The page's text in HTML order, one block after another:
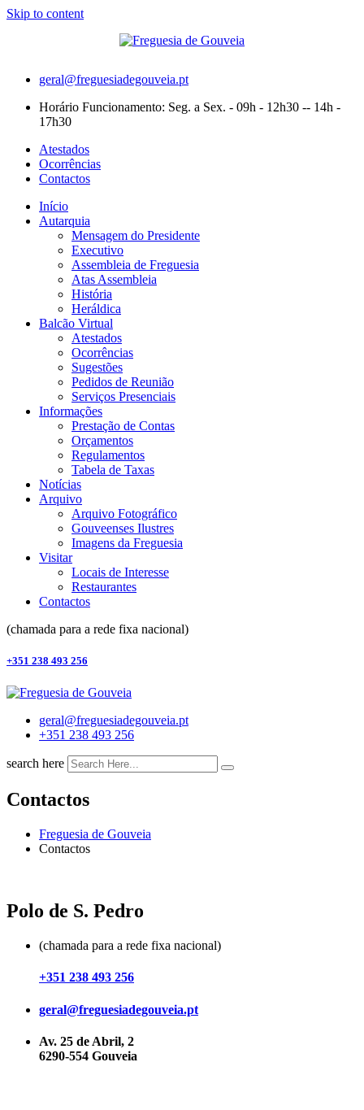
Skip to content
geral@freguesiadegouveia.pt
Horário Funcionamento: Seg. a Sex. - 09h - 12h30 -- 14h -
17h30
Atestados
Ocorrências
Contactos
Início
Autarquia
Mensagem do Presidente
Executivo
Assembleia de Freguesia
Atas Assembleia
História
Heráldica
Balcão Virtual
Atestados
Ocorrências
Sugestões
Pedidos de Reunião
Serviços Presenciais
Informações
Prestação de Contas
Orçamentos
Regulamentos
Tabela de Taxas
Notícias
Arquivo
Arquivo Fotográfico
Gouveenses Ilustres
Imagens da Freguesia
Visitar
Locais de Interesse
Restaurantes
Contactos
(chamada para a rede fixa nacional)
+351 238 493 256
geral@freguesiadegouveia.pt
+351 238 493 256
search here
Contactos
Freguesia de Gouveia
Contactos
Polo de S. Pedro
(chamada para a rede fixa nacional)
+351 238 493 256
geral@freguesiadegouveia.pt
Av. 25 de Abril, 2
6290-554 Gouveia